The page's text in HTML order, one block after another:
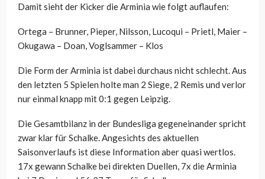
Damit sieht der Kicker die Arminia wie folgt auflaufen:
Ortega – Brunner, Pieper, Nilsson, Lucoqui – Prietl, Maier –
Okugawa – Doan, Voglsammer – Klos
Die Form der Arminia ist dabei durchaus nicht schlecht. Aus
den letzten 5 Spielen holte man 2 Siege, 2 Remis und verlor
nur einmal knapp mit 0:1 gegen Leipzig.
Die Gesamtbilanz in der Bundesliga gegeneinander spricht
zwar klar für Schalke. Angesichts des aktuellen
Saisonverlaufs ist diese Information aber quasi wertlos.
17x gewann Schalke bei direkten Duellen, 7x die Arminia